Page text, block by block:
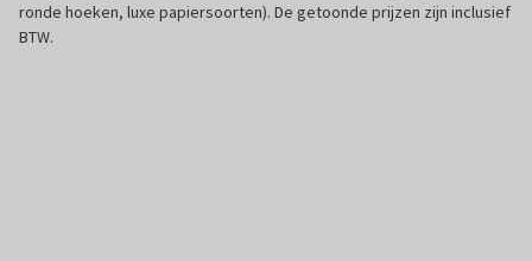
ronde hoeken, luxe papiersoorten). De getoonde prijzen zijn inclusief
BTW.